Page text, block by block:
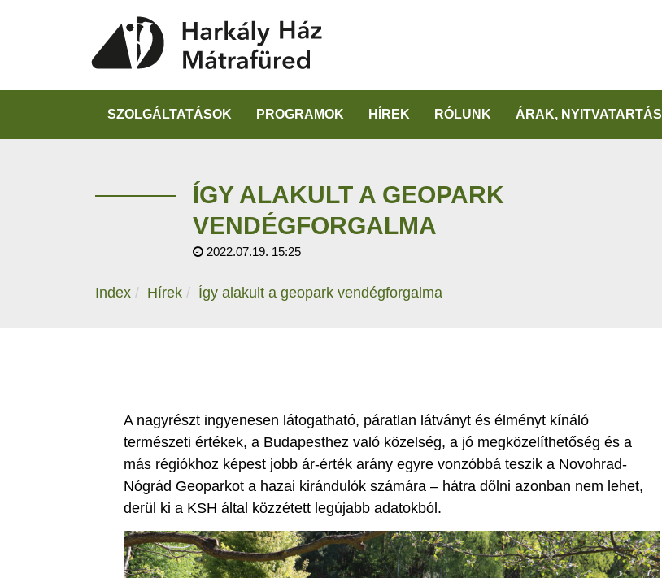
SZOLGÁLTATÁSOK PROGRAMOK HÍREK RÓLUNK ÁRAK, NYITVATARTÁS
ÍGY ALAKULT A GEOPARK
VENDÉGFORGALMA
2022.07.19. 15:25
Index Hírek Így alakult a geopark vendégforgalma
A nagyrészt ingyenesen látogatható, páratlan látványt és élményt kínáló
természeti értékek, a Budapesthez való közelség, a jó megközelíthetőség és a
más régiókhoz képest jobb ár-érték arány egyre vonzóbbá teszik a Novohrad-
Nógrád Geoparkot a hazai kirándulók számára – hátra dőlni azonban nem lehet,
derül ki a KSH által közzétett legújabb adatokból.